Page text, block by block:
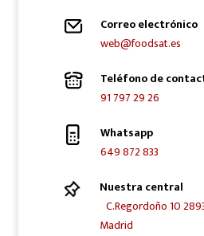
Correo electrónico
web@foodsat.es
Teléfono de
91 797 29 26
Whatsapp
649 872 833
Nuestra central
C.Regordoño 10
Madrid